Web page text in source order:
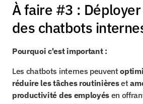
À faire #3 :
des chatbots
Pourquoi c'est important :
Les chatbots internes peuvent
réduire les tâches routinières et
productivité des employés en